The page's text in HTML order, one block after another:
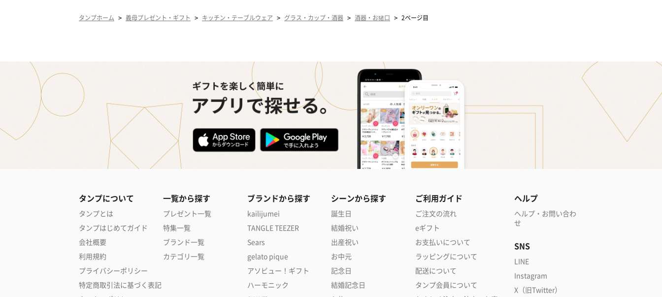
タンプホーム > 義母プレゼント・ギフト > キッチン・テーブルウェア > グラス・カップ・酒器 > 酒器・お猪口 > 2ページ目
タンプについて
タンプとは
タンプはじめてガイド
会社概要
利用規約
プライバシーポリシー
特定商取引法に基づく表記
一覧から探す
プレゼント一覧
特集一覧
ブランド一覧
カテゴリ一覧
ブランドから探す
kailijumei
TANGLE TEEZER
Sears
gelato pique
アソビュー！ギフト
ハーモニック
シーンから探す
誕生日
結婚祝い
出産祝い
お中元
記念日
結婚記念日
ご利用ガイド
ご注文の流れ
eギフト
お支払いについて
ラッピングについて
配送について
タンプ会員について
ヘルプ
ヘルプ・お問い合わ
せ
SNS
LINE
Instagram
X（旧Twitter）